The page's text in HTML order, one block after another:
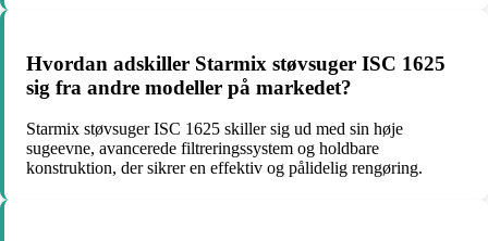
Hvordan adskiller Starmix støvsuger ISC 1625
sig fra andre modeller på markedet?
Starmix støvsuger ISC 1625 skiller sig ud med sin høje
sugeevne, avancerede filtreringssystem og holdbare
konstruktion, der sikrer en effektiv og pålidelig rengøring.